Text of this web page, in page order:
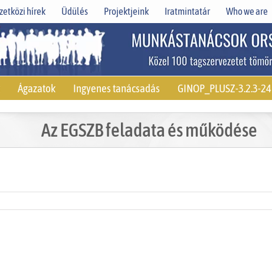
hírek Üdülés Projektjeink Iratmintatár Who we are
Ágazatok Ingyenes tanácsadás GINOP_PLUSZ-3.2.3-24
Az EGSZB feladata és működése